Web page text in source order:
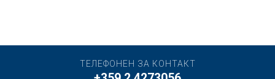
ТЕЛЕФОНЕН ЗА КОНТАКТ